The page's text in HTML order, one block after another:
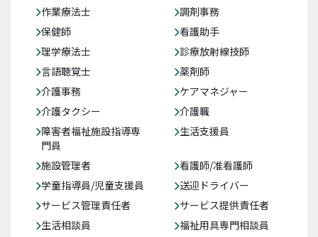
作業療法士
調剤事務
保健師
看護助手
理学療法士
診療放射線技師
言語聴覚士
薬剤師
介護事務
ケアマネジャー
介護タクシー
介護職
障害者福祉施設指導専
門員
生活支援員
施設管理者
看護師/准看護師
学童指導員/児童支援員
送迎ドライバー
サービス管理責任者
サービス提供責任者
生活相談員
福祉用具専門相談員